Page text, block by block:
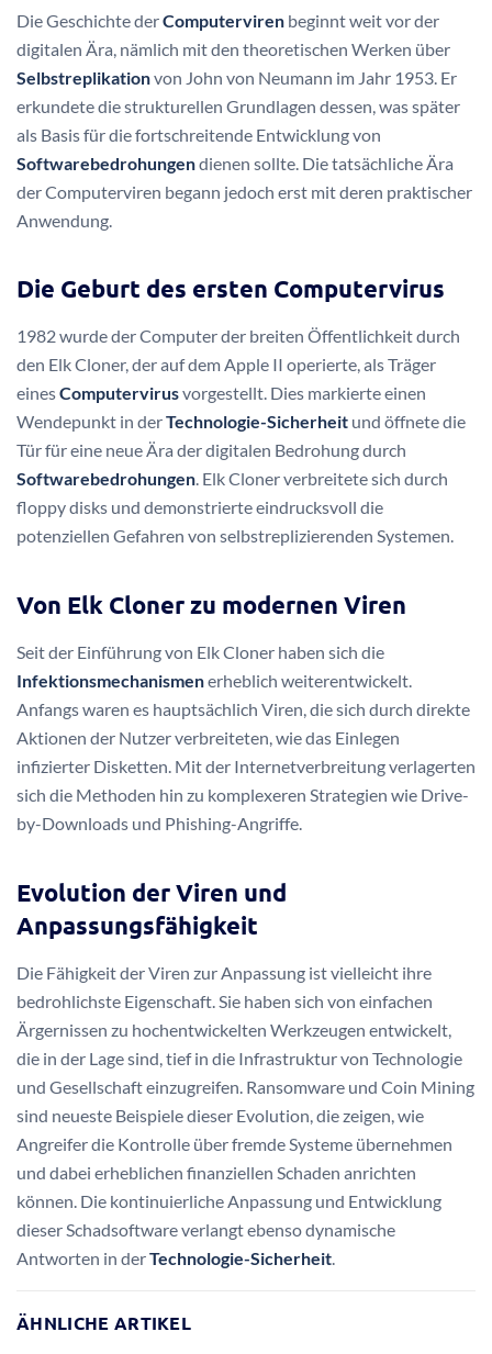
Die Geschichte derComputerviren beginnt weit vor der
digitalen Ära, nämlich mit den theoretischen Werken über
Selbstreplikationvon John von Neumann im Jahr 1953. Er
erkundete die strukturellen Grundlagen dessen, was später
als Basis für die fortschreitende Entwicklung von
Softwarebedrohungendienen sollte. Die tatsächliche Ära
der Computerviren begann jedoch erst mit deren praktischer
Anwendung.
Die Geburt des ersten Computervirus
1982 wurde der Computer der breiten Öffentlichkeit durch
den Elk Cloner, der auf dem Apple II operierte, als Träger
einesComputervirusvorgestellt. Dies markierte einen
Wendepunkt in derTechnologie-Sicherheit und öffnete die
Tür für eine neue Ära der digitalen Bedrohung durch
Softwarebedrohungen. Elk Cloner verbreitete sich durch
floppy disks und demonstrierte eindrucksvoll die
potenziellen Gefahren von selbstreplizierenden Systemen.
Von Elk Cloner zu modernen Viren
Seit der Einführung von Elk Cloner haben sich die
Infektionsmechanismenerheblich weiterentwickelt.
Anfangs waren es hauptsächlich Viren, die sich durch direkte
Aktionen der Nutzer verbreiteten, wie das Einlegen
infizierter Disketten. Mit der Internetverbreitung verlagerten
sich die Methoden hin zu komplexeren Strategien wie Drive-
by-Downloads und Phishing-Angriffe.
Evolution der Viren und
Anpassungsfähigkeit
Die Fähigkeit der Viren zur Anpassung ist vielleicht ihre
bedrohlichste Eigenschaft. Sie haben sich von einfachen
Ärgernissen zu hochentwickelten Werkzeugen entwickelt,
die in der Lage sind, tief in die Infrastruktur von Technologie
und Gesellschaft einzugreifen. Ransomware und Coin Mining
sind neueste Beispiele dieser Evolution, die zeigen, wie
Angreifer die Kontrolle über fremde Systeme übernehmen
und dabei erheblichen finanziellen Schaden anrichten
können. Die kontinuierliche Anpassung und Entwicklung
dieser Schadsoftware verlangt ebenso dynamische
Antworten in derTechnologie-Sicherheit
ÄHNLICHE ARTIKEL